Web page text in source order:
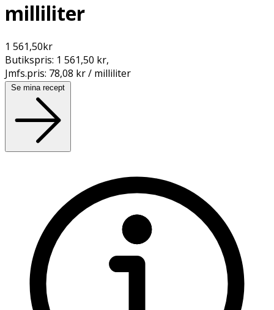
milliliter
1 561,50kr
Butikspris: 1 561,50 kr,
Jmfs.pris: 78,08 kr / milliliter
Se mina recept